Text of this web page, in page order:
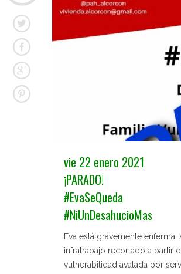
vie 22 enero 2021
¡PARADO!
#EvaSeQueda
#NiUnDesahucioMas
Eva está gravemente
infratrabajo recortado a partir
vulnerabilidad avalada por